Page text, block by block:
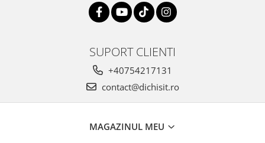
SUPORT CLIENTI
+40754217131
contact@dichisit.ro
MAGAZINUL MEU